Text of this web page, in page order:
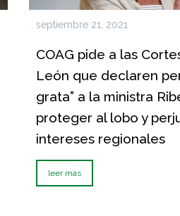
septiembre 21, 2021
COAG pide a las
León que declaren
grata” a la ministra
proteger al lobo y
intereses regionales
leer más